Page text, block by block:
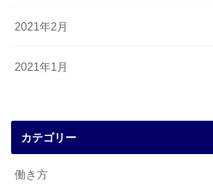
2021年2月
2021年1月
カテゴリー
働き方